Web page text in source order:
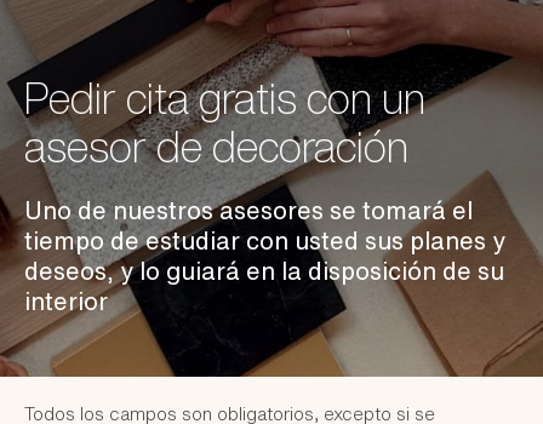
Pedir cita gratis con un
asesor de decoración
Uno de nuestros asesores se tomará el
tiempo de estudiar con usted sus planes y
deseos, y lo guiará en la disposición de su
interior
Todos los campos son obligatorios, excepto si se